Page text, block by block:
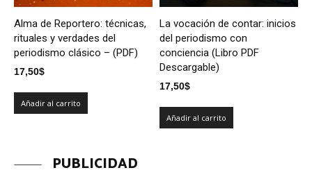
Alma de Reportero: técnicas,
rituales y verdades del
periodismo clásico – (PDF)
17,50$
Añadir al carrito
La vocación de contar: inicios
del periodismo con
conciencia (Libro PDF
Descargable)
17,50$
Añadir al carrito
PUBLICIDAD